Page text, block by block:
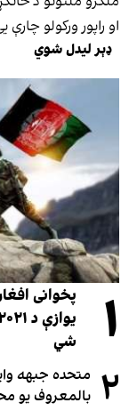
او راپور ورکولو
ډېر لیدل شوي
۱
پخوانی
شي
۲ متحده جبهه
بالمعروف یو